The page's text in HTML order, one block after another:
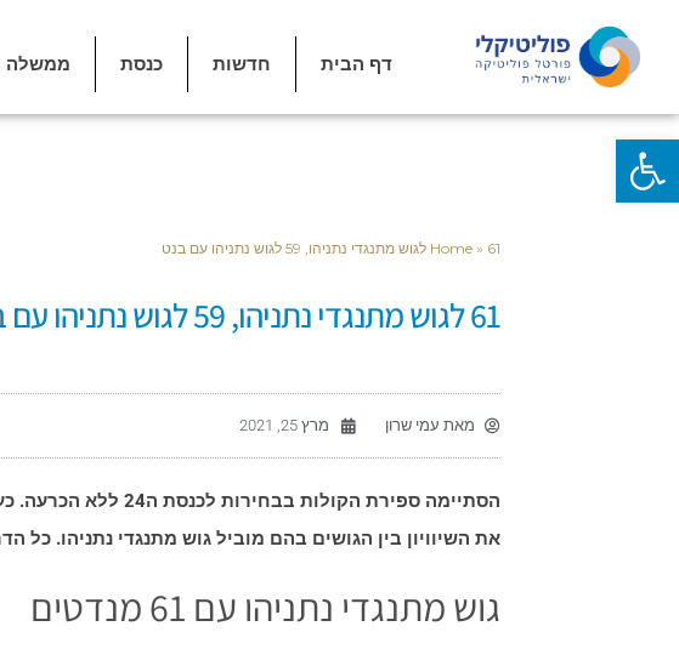
דף הבית חדשות כנסת ממשלה
Home » 61 לגוש מתנגדי נתניהו, 59 לגוש נתניהו עם בנט
61 לגוש מתנגדי נתניהו, 59 לגוש נתניהו עם בנט
מאת עמי שרון מרץ 25, 2021
הסתיימה ספירת הקולות
את השיוויון בין הגושים בהם מוביל גוש מתנגדי נתניהו. כל
גוש מתנגדי נתניהו עם 61 מנדטים
פתח סרגל נגישות